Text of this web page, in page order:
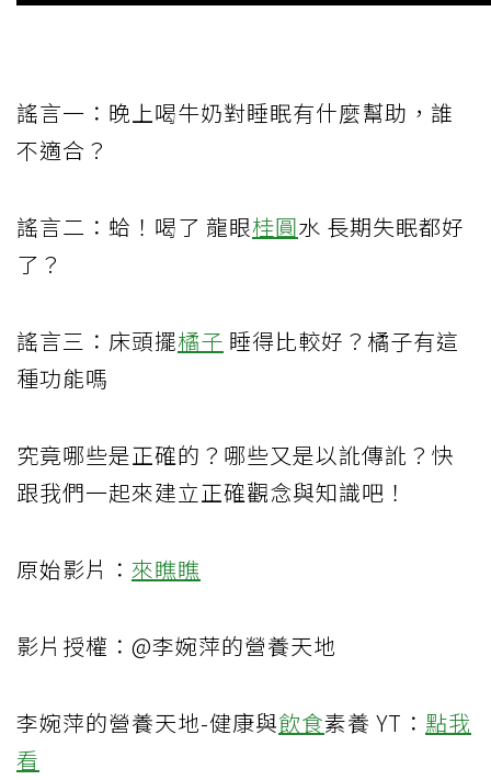
謠言一：晚上喝牛奶對睡眠有什麼幫助，誰
不適合？
謠言二：蛤！喝了 龍眼桂圓水 長期失眠都好
了？
謠言三：床頭擺橘子 睡得比較好？橘子有這
種功能嗎
究竟哪些是正確的？哪些又是以訛傳訛？快
跟我們一起來建立正確觀念與知識吧！
原始影片： 來瞧瞧
影片授權：@李婉萍的營養天地
李婉萍的營養天地-健康與飲食素養 YT： 點我
看